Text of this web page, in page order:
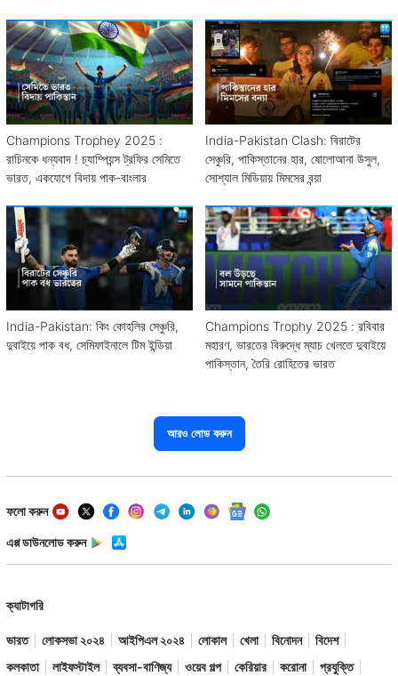
Champions Trophey 2025 :
রাচিনকে ধন্যবাদ ! চ্যাম্পিয়ন্স ট্রফির সেমিতে
ভারত, একযোগে বিদায় পাক-বাংলার
India-Pakistan Clash: বিরাটের
সেঞ্চুরি, পাকিস্তানের হার, ষোলোআনা উসুল,
সোশ্যাল মিডিয়ায় মিমসের বন্য়া
India-Pakistan: কিং কোহলির সেঞ্চুরি,
দুবাইয়ে পাক বধ, সেমিফাইনালে টিম ইন্ডিয়া
Champions Trophy 2025 : রবিবার
মহারণ, ভারতের বিরুদ্ধে ম্যাচ খেলতে দুবাইয়ে
পাকিস্তান, তৈরি রোহিতের ভারত
আরও লোড করুন
ফলো করুন
এপ্প ডাউনলোড করুন
ক্যাটাগরি
ভারত লোকসভা ২০২৪ আইপিএল ২০২৪ লোকাল খেলা বিনোদন
বিদেশ
কলকাতা
লাইফস্টাইল ব্যবসা-বাণিজ্য ওয়েব গল্প কেরিয়ার করোনা
প্রযুক্তি